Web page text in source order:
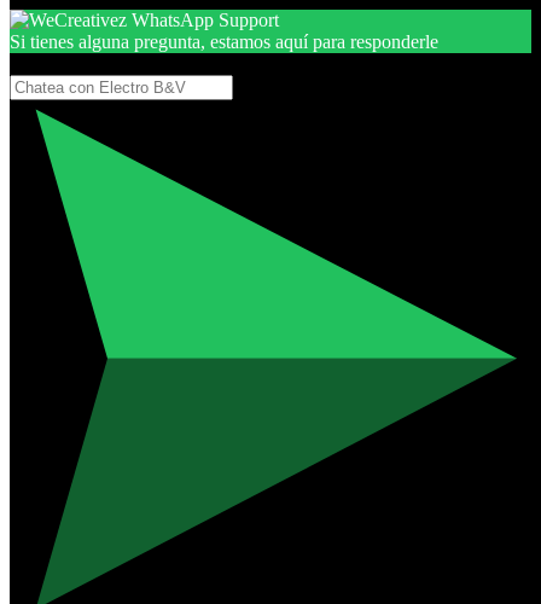
Si tienes alguna pregunta, estamos aquí para responderle